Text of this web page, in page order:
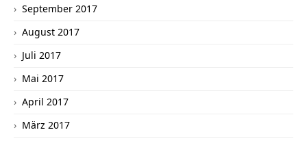
September 2017
August 2017
Juli 2017
Mai 2017
April 2017
März 2017